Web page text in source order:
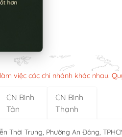
việc các chi nhánh khác nhau.
CN Bình
Tân
CN Bình
Thạnh
Thời Trung, Phường An Đông,